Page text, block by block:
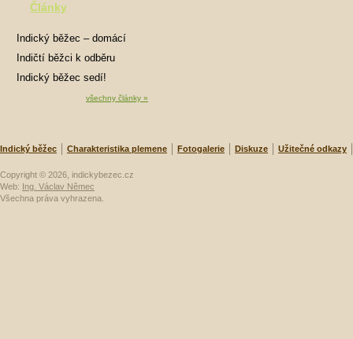
Články
Indický běžec – domácí
mazlíček
Indičtí běžci k odběru
Indický běžec sedí!
všechny články »
Indický běžec Charakteristika plemene Fotogalerie Diskuze Užitečné odkazy
Copyright © 2026, indickybezec.cz
Web: Ing. Václav Němec
Všechna práva vyhrazena.